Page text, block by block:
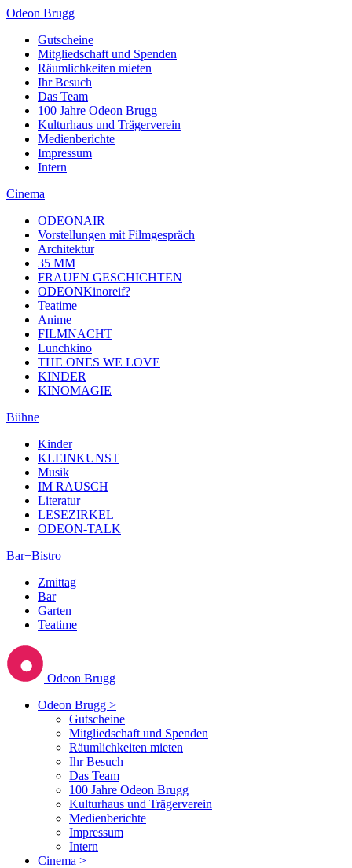
Odeon Brugg
Gutscheine
Mitgliedschaft und Spenden
Räumlichkeiten mieten
Ihr Besuch
Das Team
100 Jahre Odeon Brugg
Kulturhaus und Trägerverein
Medienberichte
Impressum
Intern
Cinema
ODEONAIR
Vorstellungen mit Filmgespräch
Architektur
35 MM
FRAUEN GESCHICHTEN
ODEONKinoreif?
Teatime
Anime
FILMNACHT
Lunchkino
THE ONES WE LOVE
KINDER
KINOMAGIE
Bühne
Kinder
KLEINKUNST
Musik
IM RAUSCH
Literatur
LESEZIRKEL
ODEON-TALK
Bar+Bistro
Zmittag
Bar
Garten
Teatime
Odeon Brugg
Odeon Brugg >
Gutscheine
Mitgliedschaft und Spenden
Räumlichkeiten mieten
Ihr Besuch
Das Team
100 Jahre Odeon Brugg
Kulturhaus und Trägerverein
Medienberichte
Impressum
Intern
Cinema >